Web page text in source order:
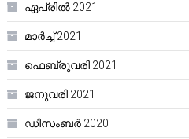
ഏപ്രിൽ 2021
മാർച്ച്‌ 2021
ഫെബ്രുവരി 2021
ജനുവരി 2021
ഡിസംബർ 2020